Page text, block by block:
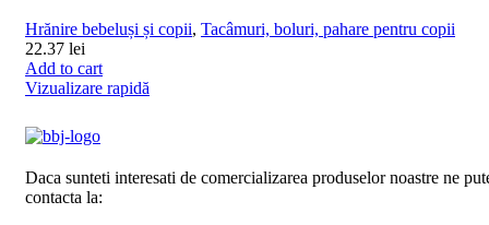
Hrănire bebeluși și copii, Tacâmuri, boluri, pahare pentru copii
22.37 lei
Add to cart
Vizualizare rapidă
Daca sunteti interesati de comercializarea produselor noastre ne
contacta la: